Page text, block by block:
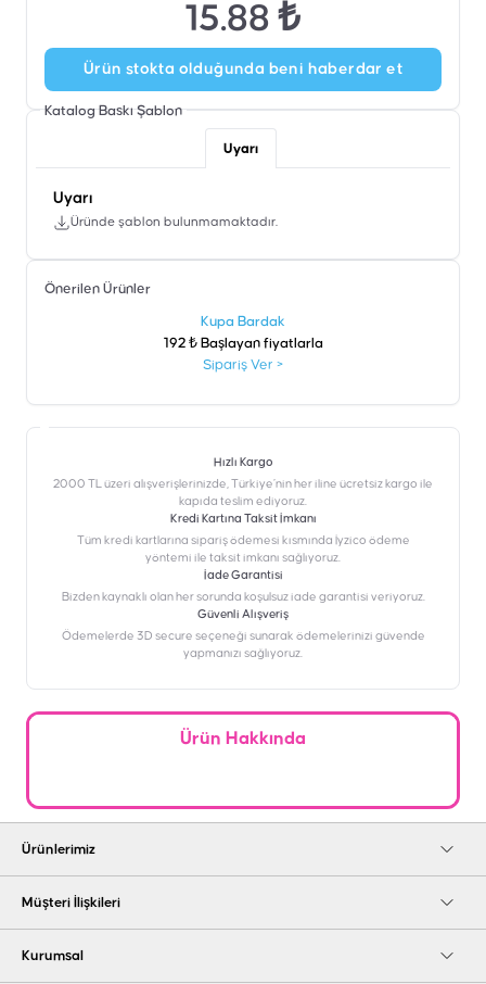
15.88 ₺
Ürün stokta olduğunda beni haberdar et
Katalog Baskı Şablon
Uyarı
Uyarı
Üründe şablon bulunmamaktadır.
Önerilen Ürünler
Kupa Bardak
192 ₺ Başlayan fiyatlarla
Sipariş Ver >
Hızlı Kargo
2000 TL üzeri alışverişlerinizde, Türkiye’nin her iline ücretsiz kargo ile
kapıda teslim ediyoruz.
Kredi Kartına Taksit İmkanı
‎Tüm kredi kartlarına sipariş ödemesi kısmında İyzico ödeme
yöntemi ile taksit imkanı sağlıyoruz.
İade Garantisi
Bizden kaynaklı olan her sorunda koşulsuz iade garantisi veriyoruz.
Güvenli Alışveriş
Ödemelerde 3D secure seçeneği sunarak ödemelerinizi güvende
yapmanızı sağlıyoruz.
Ürün Hakkında
Ürünlerimiz
Müşteri İlişkileri
Kurumsal